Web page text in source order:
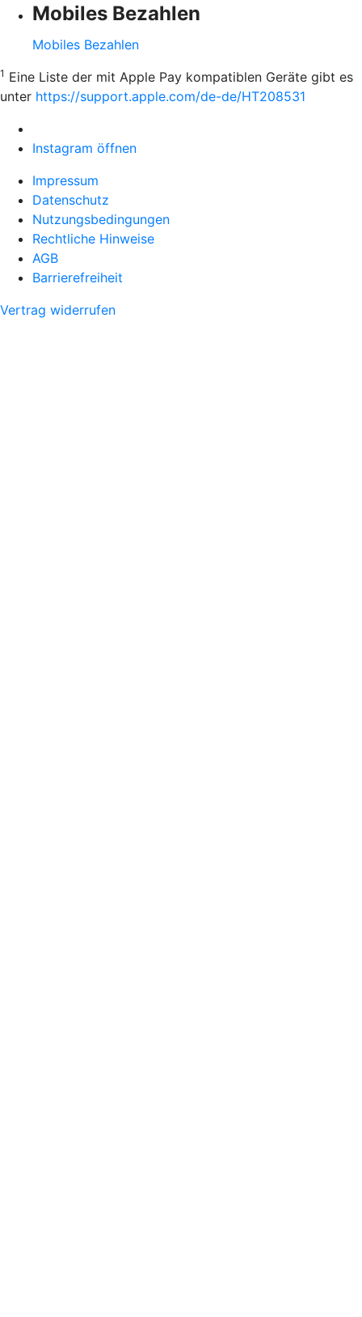
Mobiles Bezahlen
Mobiles Bezahlen
1 Eine Liste der mit Apple Pay kompatiblen Geräte gibt es
unter https://support.apple.com/de-de/HT208531
Instagram öffnen
Impressum
Datenschutz
Nutzungsbedingungen
Rechtliche Hinweise
AGB
Barrierefreiheit
Vertrag widerrufen